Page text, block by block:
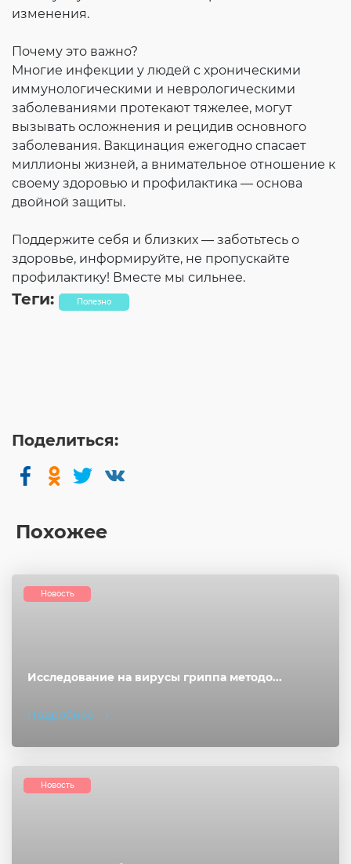
изменения.
Почему это важно?
Многие инфекции у людей с хроническими
иммунологическими и неврологическими
заболеваниями протекают тяжелее, могут
вызывать осложнения и рецидив основного
заболевания. Вакцинация ежегодно спасает
миллионы жизней, а внимательное отношение к
своему здоровью и профилактика — основа
двойной защиты.
Поддержите себя и близких — заботьтесь о
здоровье, информируйте, не пропускайте
профилактику! Вместе мы сильнее.
Теги: Полезно
Поделиться:
Похожее
Исследование на вирусы гриппа методо...
Подробнее
Новость
Новость